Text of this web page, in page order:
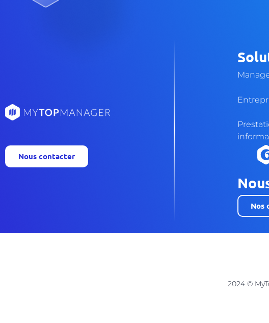
Nous contacter
Nos
2024 ©